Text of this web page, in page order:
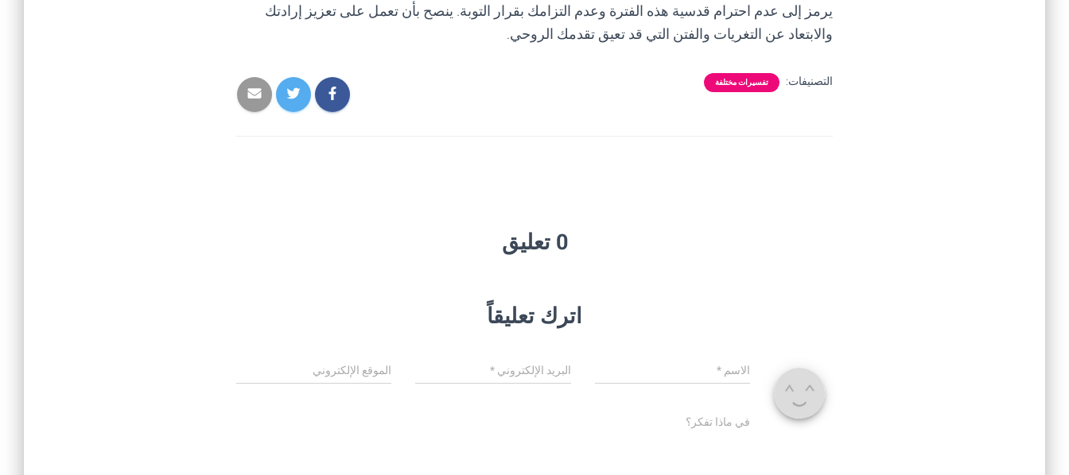
يرمز إلى عدم احترام قدسية هذه الفترة وعدم التزامك بقرار التوبة. ينصح بأن تعمل على تعزيز إرادتك
والابتعاد عن التغريات والفتن التي قد تعيق تقدمك الروحي.
التصنيفات: تفسيرات مختلفة
0 تعليق
اترك تعليقاً
الاسم * البريد الإلكتروني* الموقع الإلكتروني
في ماذا تفكر؟